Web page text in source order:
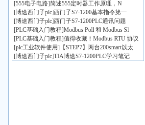
[555电子电路]简述555定时器工作原理，N
[博途西门子plc]西门子S7-1200基本指令第一
[博途西门子plc]西门子S7-1200PLC通讯问题
[PLC基础入门教程]Modbus Poll 和 Modbus Sl
[PLC基础入门教程]值得收藏！Modbus RTU 协议
[plc工业软件使用] 【STEP7】两台200smart以太
[博途西门子plc]TIA博途S7-1200PLC学习笔记